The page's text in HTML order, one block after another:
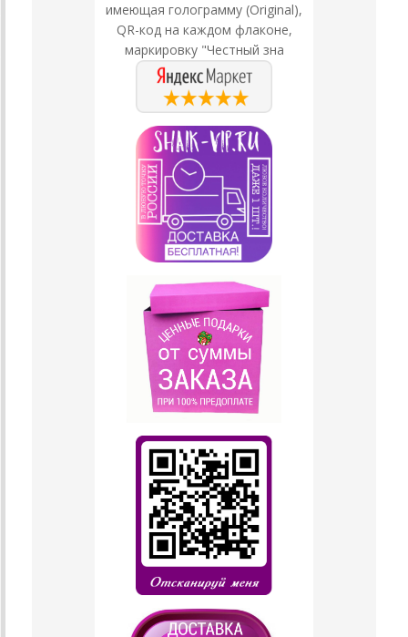
имеющая голограмму (Original),
QR-код на каждом флаконе,
маркировку "Честный зна